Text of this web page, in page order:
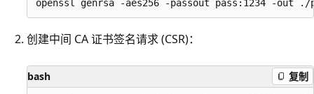
创建中间 CA 证书签名请求 (CSR)：
bash 复制